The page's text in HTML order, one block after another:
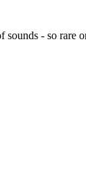
- so rare